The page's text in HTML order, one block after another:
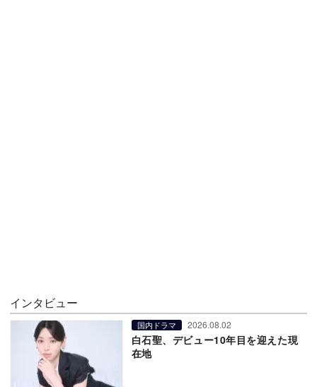
インタビュー
国内ドラマ 2026.08.02
白石聖、デビュー10年目を迎えた現
在地